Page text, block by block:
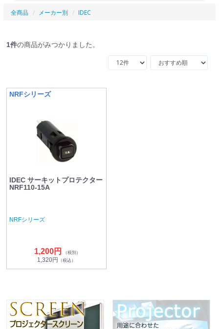
全商品 メーカー別 IDEC
1件の商品がみつかりました。
NRFシリーズ
IDEC サーキットプロテクター
NRF110-15A
NRFシリーズ
1,200円 （税別）
1,320円 （税込）